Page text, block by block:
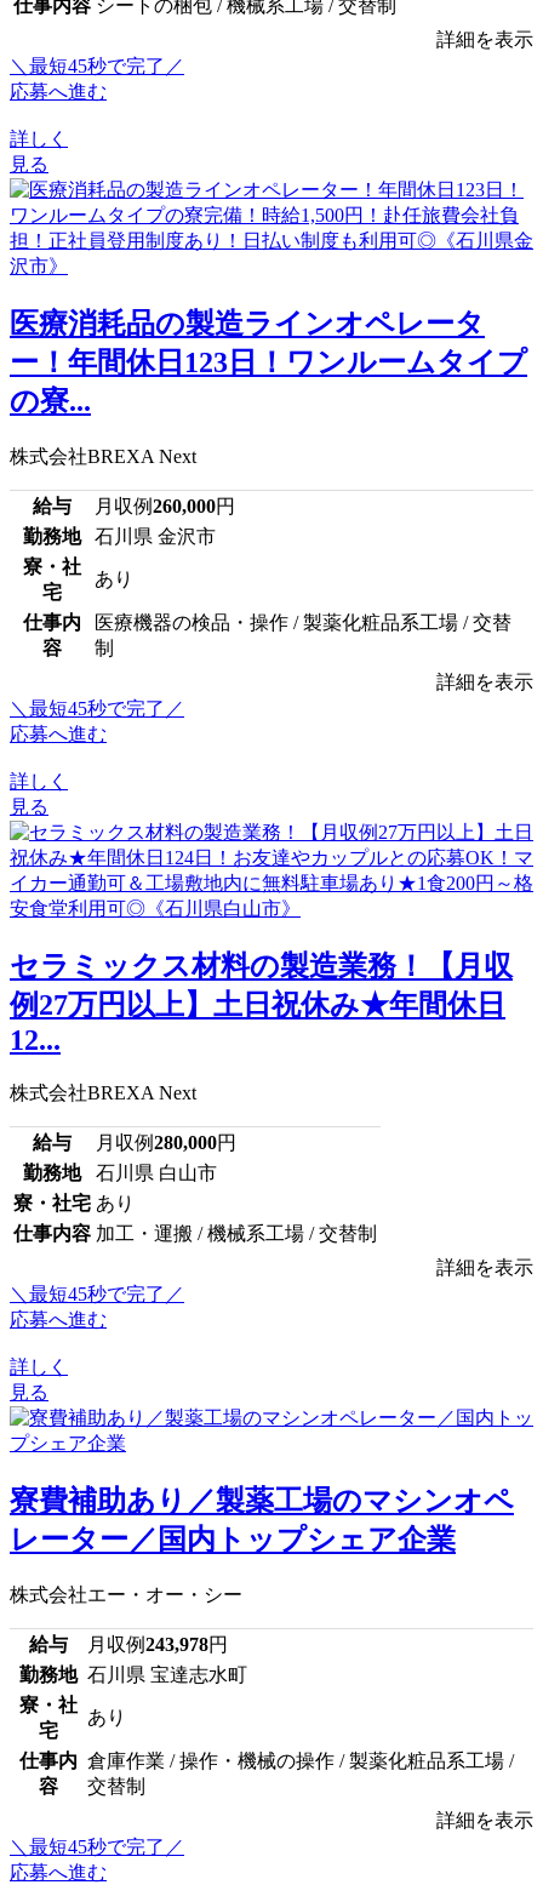
仕事内容 シートの梱包 / 機械系工場 / 交替制
詳細を表示
＼最短45秒で完了／
応募へ進む
詳しく
見る
医療消耗品の製造ラインオペレータ
ー！年間休日123日！ワンルームタイプ
の寮...
株式会社BREXA Next
給与 月収例260,000円
勤務地
石川県 金沢市
寮・社
宅
あり
仕事内
容
医療機器の検品・操作 / 製薬化粧品系工場 / 交替
制
詳細を表示
＼最短45秒で完了／
応募へ進む
詳しく
見る
セラミックス材料の製造業務！【月収
例27万円以上】土日祝休み★年間休日
12...
株式会社BREXA Next
給与 月収例280,000円
勤務地
石川県 白山市
寮・社宅 あり
仕事内容 加工・運搬 / 機械系工場 / 交替制
詳細を表示
＼最短45秒で完了／
応募へ進む
詳しく
見る
寮費補助あり／製薬工場のマシンオペ
レーター／国内トップシェア企業
株式会社エー・オー・シー
給与 月収例243,978円
勤務地 石川県 宝達志水町
寮・社
宅
あり
仕事内
容
倉庫作業 / 操作・機械の操作 / 製薬化粧品系工場 /
交替制
詳細を表示
＼最短45秒で完了／
応募へ進む